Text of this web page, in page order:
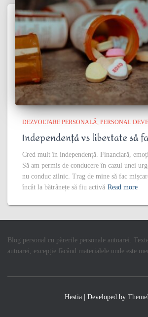
DEZVOLTARE PERSONALĂ PERSONAL
Independență vs libertate să
Cred mult în independență. Financiară,
Să am permis de conducere în cazul unei
nu conduc zilnic. Trag de mine să fac
încât la bătrânețe să fiu activă Read more
Blog personal cu părerile personale autoarei.
autoarei, excepție făcând materialele unde este
Hestia | Developed by